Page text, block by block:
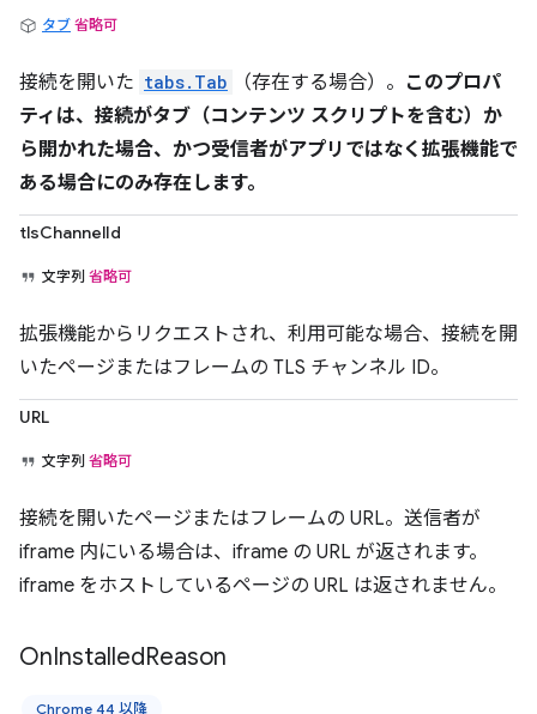
タブ 省略可
接続を開いた tabs.Tab （存在する場合）。 このプロパ
ティは、接続がタブ（コンテンツ スクリプトを含む）か
ら開かれた場合、かつ受信者がアプリではなく拡張機能で
ある場合にのみ存在します。
tlsChannelId
文字列 省略可
拡張機能からリクエストされ、利用可能な場合、接続を開
いたページまたはフレームの TLS チャンネル ID。
URL
文字列 省略可
接続を開いたページまたはフレームの URL。送信者が
iframe 内にいる場合は、iframe の URL が返されます。
iframe をホストしているページの URL は返されません。
OnInstalledReason
Chrome 44 以降